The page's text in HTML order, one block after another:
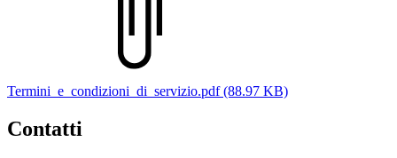
Termini_e_condizioni_di_servizio.pdf (88.97 KB)
Contatti